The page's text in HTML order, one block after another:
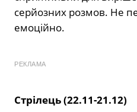
серйозних розмов. Не
емоційно.
РЕКЛАМА
Стрілець (22.11-21.12)